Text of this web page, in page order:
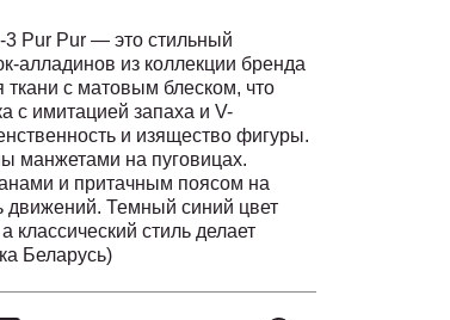
Pur Pur — это стильный
алладинов из коллекции бренда
с матовым блеском, что
с имитацией запаха и V-
и изящество фигуры.
манжетами на пуговицах.
и притачным поясом на
движений. Темный синий цвет
классический стиль делает
и повседневного
Беларусь)